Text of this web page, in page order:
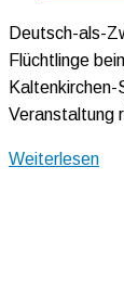
Deutsch-als-
Flüchtlinge
Veranstaltung
Weiterlesen